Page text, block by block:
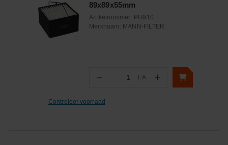
89x89x55mm
Artikelnummer: PU910
Merknaam: MANN-FILTER
− Aantal
EA +
Controleer voorraad